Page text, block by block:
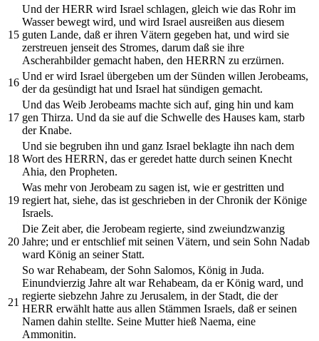
15
Und der HERR wird Israel schlagen, gleich wie das Rohr im
Wasser bewegt wird, und wird Israel ausreißen aus diesem
guten Lande, daß er ihren Vätern gegeben hat, und wird sie
zerstreuen jenseit des Stromes, darum daß sie ihre
Ascherahbilder gemacht haben, den HERRN zu erzürnen.
16
Und er wird Israel übergeben um der Sünden willen Jerobeams,
der da gesündigt hat und Israel hat sündigen gemacht.
17
Und das Weib Jerobeams machte sich auf, ging hin und kam
gen Thirza. Und da sie auf die Schwelle des Hauses kam, starb
der Knabe.
18
Und sie begruben ihn und ganz Israel beklagte ihn nach dem
Wort des HERRN, das er geredet hatte durch seinen Knecht
Ahia, den Propheten.
19
Was mehr von Jerobeam zu sagen ist, wie er gestritten und
regiert hat, siehe, das ist geschrieben in der Chronik der Könige
Israels.
20
Die Zeit aber, die Jerobeam regierte, sind zweiundzwanzig
Jahre; und er entschlief mit seinen Vätern, und sein Sohn Nadab
ward König an seiner Statt.
21
So war Rehabeam, der Sohn Salomos, König in Juda.
Einundvierzig Jahre alt war Rehabeam, da er König ward, und
regierte siebzehn Jahre zu Jerusalem, in der Stadt, die der
HERR erwählt hatte aus allen Stämmen Israels, daß er seinen
Namen dahin stellte. Seine Mutter hieß Naema, eine
Ammonitin.